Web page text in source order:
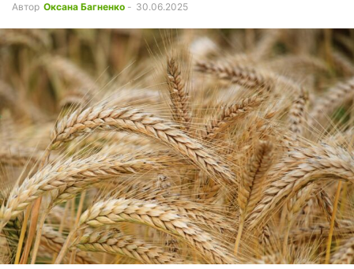
Автор Оксана Багненко - 30.06.2025